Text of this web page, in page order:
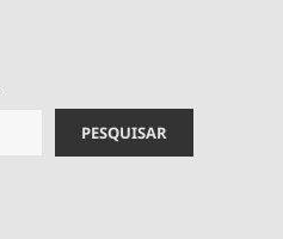
PESQUISAR